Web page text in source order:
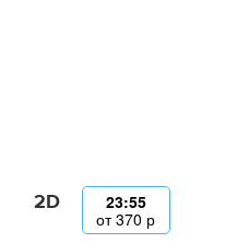
2D
23:55
от370 р